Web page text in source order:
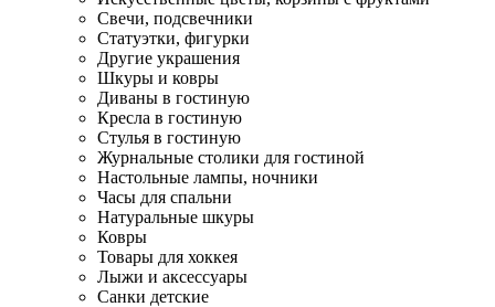
Свечи, подсвечники
Статуэтки, фигурки
Другие украшения
Шкуры и ковры
Диваны в гостиную
Кресла в гостиную
Стулья в гостиную
Журнальные столики для гостиной
Настольные лампы, ночники
Часы для спальни
Натуральные шкуры
Ковры
Товары для хоккея
Лыжи и аксессуары
Санки детские